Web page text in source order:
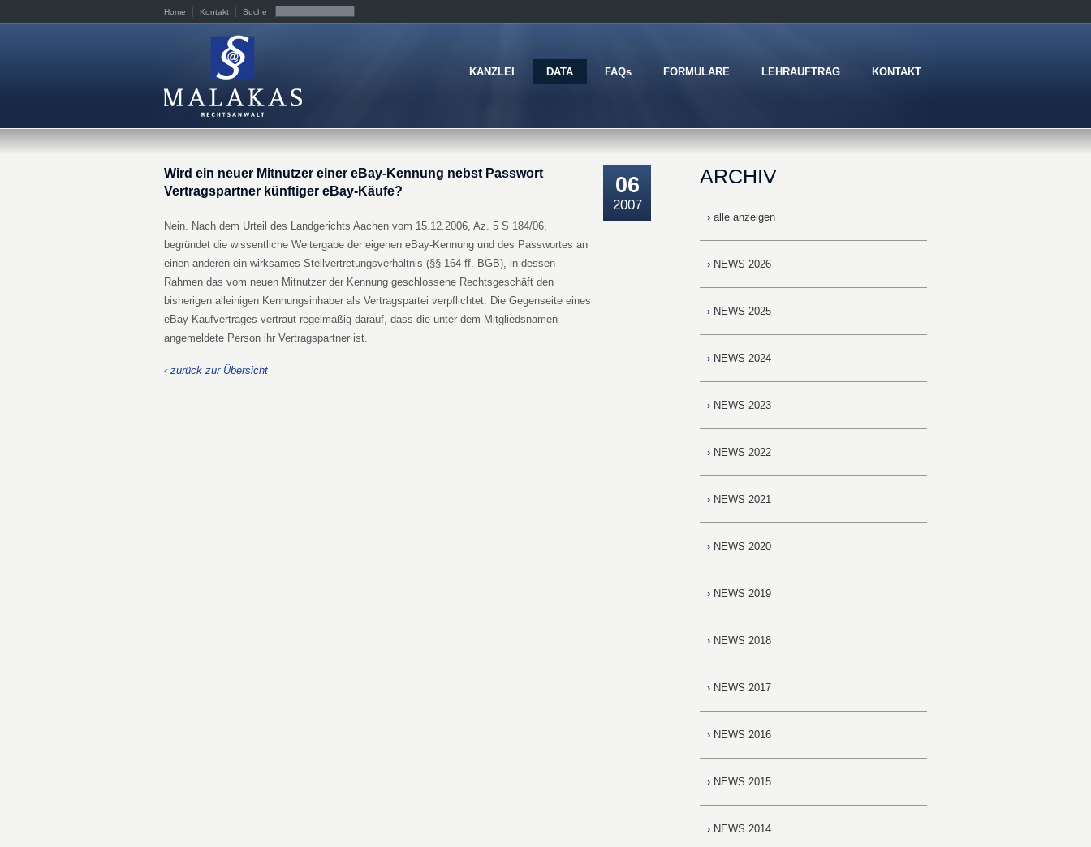
Home Kontakt Suche
KANZLEI DATA FAQs FORMULARE LEHRAUFTRAG KONTAKT
06
2007
Wird ein neuer Mitnutzer einer eBay-Kennung nebst Passwort
Vertragspartner künftiger eBay-Käufe?
Nein. Nach dem Urteil des Landgerichts Aachen vom 15.12.2006, Az. 5 S 184/06,
begründet die wissentliche Weitergabe der eigenen eBay-Kennung und des Passwortes an
einen anderen ein wirksames Stellvertretungsverhältnis (§§ 164 ff. BGB), in dessen
Rahmen das vom neuen Mitnutzer der Kennung geschlossene Rechtsgeschäft den
bisherigen alleinigen Kennungsinhaber als Vertragspartei verpflichtet. Die Gegenseite eines
eBay-Kaufvertrages vertraut regelmäßig darauf, dass die unter dem Mitgliedsnamen
angemeldete Person ihr Vertragspartner ist.
‹ zurück zur Übersicht
ARCHIV
› alle anzeigen
› NEWS 2026
› NEWS 2025
› NEWS 2024
› NEWS 2023
› NEWS 2022
› NEWS 2021
› NEWS 2020
› NEWS 2019
› NEWS 2018
› NEWS 2017
› NEWS 2016
› NEWS 2015
› NEWS 2014